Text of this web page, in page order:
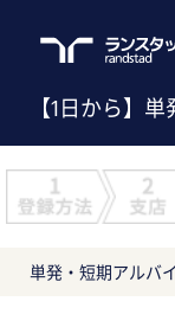
【1日から】
単発・短期アルバ